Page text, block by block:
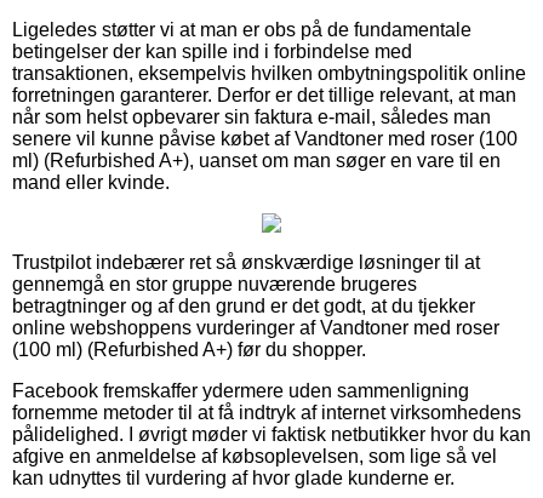
Ligeledes støtter vi at man er obs på de fundamentale
betingelser der kan spille ind i forbindelse med
transaktionen, eksempelvis hvilken ombytningspolitik online
forretningen garanterer. Derfor er det tillige relevant, at man
når som helst opbevarer sin faktura e-mail, således man
senere vil kunne påvise købet af Vandtoner med roser (100
ml) (Refurbished A+), uanset om man søger en vare til en
mand eller kvinde.
Trustpilot indebærer ret så ønskværdige løsninger til at
gennemgå en stor gruppe nuværende brugeres
betragtninger og af den grund er det godt, at du tjekker
online webshoppens vurderinger af Vandtoner med roser
(100 ml) (Refurbished A+) før du shopper.
Facebook fremskaffer ydermere uden sammenligning
fornemme metoder til at få indtryk af internet virksomhedens
pålidelighed. I øvrigt møder vi faktisk netbutikker hvor du kan
afgive en anmeldelse af købsoplevelsen, som lige så vel
kan udnyttes til vurdering af hvor glade kunderne er.